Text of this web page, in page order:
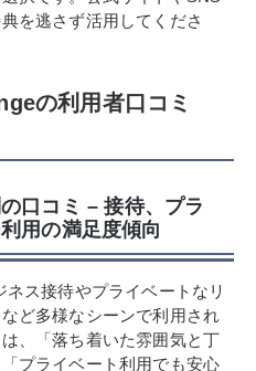
を逃さず活用してくださ
の利用者口コミ
口コミ – 接待、プラ
用の満足度傾向
ス接待やプライベートなリ
ど多様なシーンで利用され
、「落ち着いた雰囲気と丁
プライベート利用でも安心